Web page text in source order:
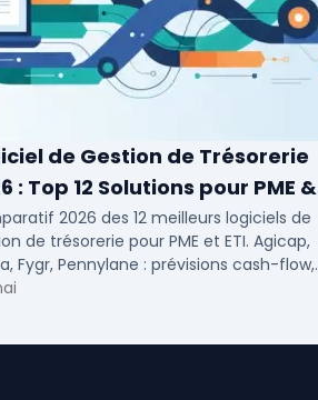
de Gestion de Trésorerie
: Top 12 Solutions pour PME &
2026 des 12 meilleurs logiciels de
de trésorerie pour PME et ETI. Agicap,
Fygr, Pennylane : prévisions cash-flow,
bancaire, tarifs et avis.